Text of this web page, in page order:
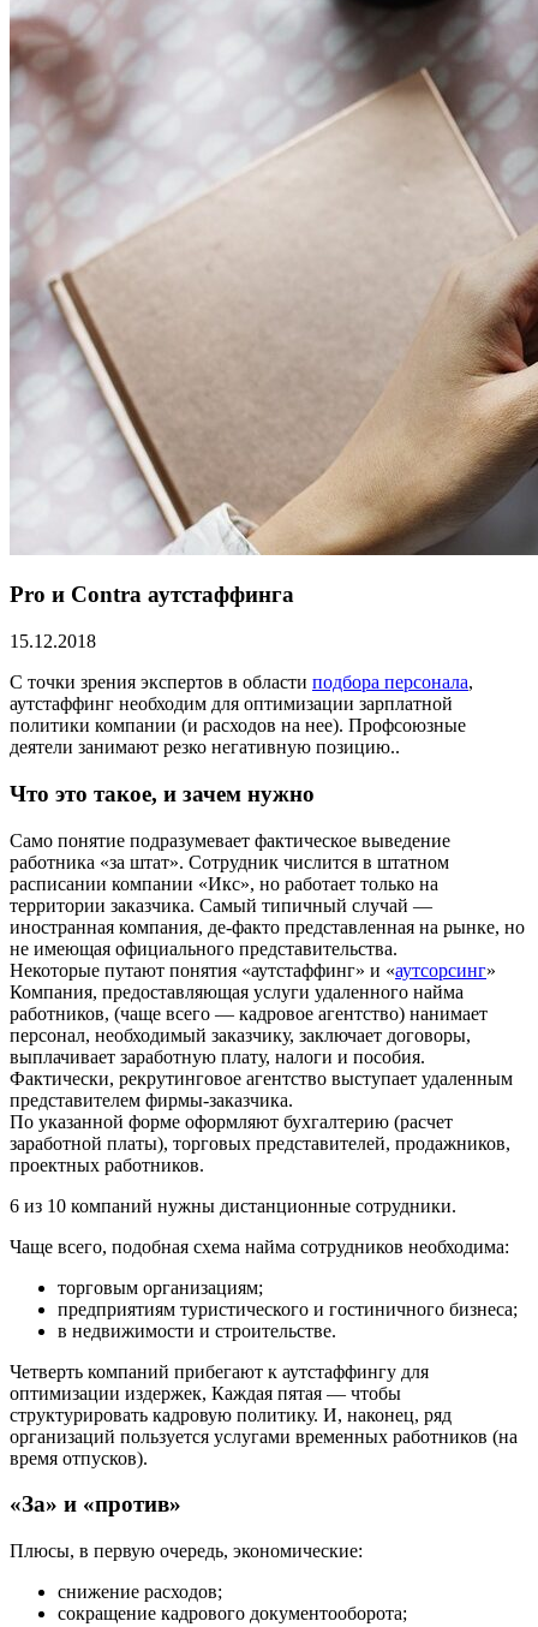
Pro и Contra аутстаффинга
15.12.2018
С точки зрения экспертов в области подбора персонала,
аутстаффинг необходим для оптимизации зарплатной
политики компании (и расходов на нее). Профсоюзные
деятели занимают резко негативную позицию..
Что это такое, и зачем нужно
Само понятие подразумевает фактическое выведение
работника «за штат». Сотрудник числится в штатном
расписании компании «Икс», но работает только на
территории заказчика. Самый типичный случай —
иностранная компания, де-факто представленная на рынке, но
не имеющая официального представительства.
Некоторые путают понятия «аутстаффинг» и «аутсорсинг»
Компания, предоставляющая услуги удаленного найма
работников, (чаще всего — кадровое агентство) нанимает
персонал, необходимый заказчику, заключает договоры,
выплачивает заработную плату, налоги и пособия.
Фактически, рекрутинговое агентство выступает удаленным
представителем фирмы-заказчика.
По указанной форме оформляют бухгалтерию (расчет
заработной платы), торговых представителей, продажников,
проектных работников.
6 из 10 компаний нужны дистанционные сотрудники.
Чаще всего, подобная схема найма сотрудников необходима:
торговым организациям;
предприятиям туристического и гостиничного бизнеса;
в недвижимости и строительстве.
Четверть компаний прибегают к аутстаффингу для
оптимизации издержек, Каждая пятая — чтобы
структурировать кадровую политику. И, наконец, ряд
организаций пользуется услугами временных работников (на
время отпусков).
«За» и «против»
Плюсы, в первую очередь, экономические:
снижение расходов;
сокращение кадрового документооборота;